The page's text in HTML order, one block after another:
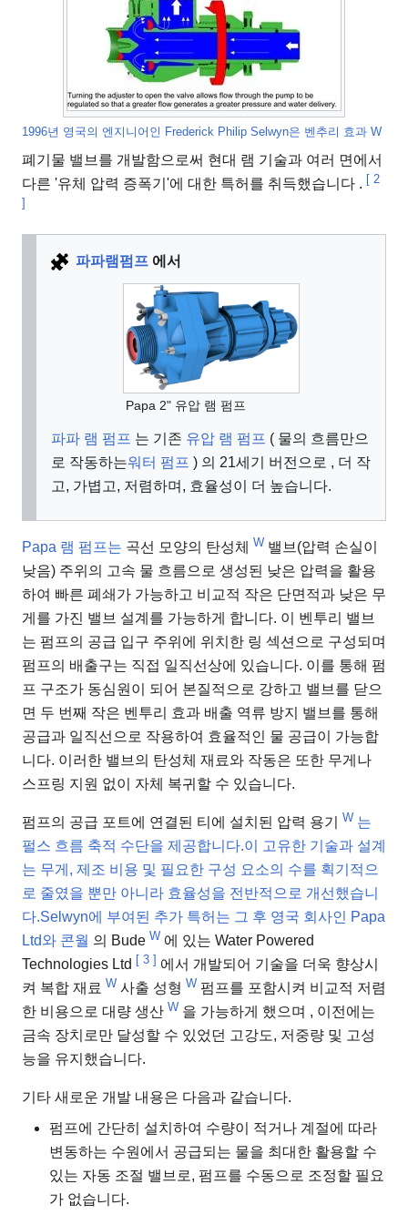
1996년 영국의 엔지니어인 Frederick Philip Selwyn은 벤추리 효과 W
폐기물 밸브를 개발함으로써 현대 램 기술과 여러 면에서
다른 '유체 압력 증폭기'에 대한 특허를 취득했습니다 . [ 2
]
파파램펌프 에서
Papa 2" 유압 램 펌프
파파 램 펌프 는 기존 유압 램 펌프 ( 물의 흐름만으
로 작동하는워터 펌프 ) 의 21세기 버전으로 , 더 작
고, 가볍고, 저렴하며, 효율성이 더 높습니다.
Papa 램 펌프는 곡선 모양의 탄성체 W 밸브(압력 손실이
낮음) 주위의 고속 물 흐름으로 생성된 낮은 압력을 활용
하여 빠른 폐쇄가 가능하고 비교적 작은 단면적과 낮은 무
게를 가진 밸브 설계를 가능하게 합니다. 이 벤투리 밸브
는 펌프의 공급 입구 주위에 위치한 링 섹션으로 구성되며
펌프의 배출구는 직접 일직선상에 있습니다. 이를 통해 펌
프 구조가 동심원이 되어 본질적으로 강하고 밸브를 닫으
면 두 번째 작은 벤투리 효과 배출 역류 방지 밸브를 통해
공급과 일직선으로 작용하여 효율적인 물 공급이 가능합
니다. 이러한 밸브의 탄성체 재료와 작동은 또한 무게나
스프링 지원 없이 자체 복귀할 수 있습니다.
펌프의 공급 포트에 연결된 티에 설치된 압력 용기 W 는
펄스 흐름 축적 수단을 제공합니다.이 고유한 기술과 설계
는 무게, 제조 비용 및 필요한 구성 요소의 수를 획기적으
로 줄였을 뿐만 아니라 효율성을 전반적으로 개선했습니
다.Selwyn에 부여된 추가 특허는 그 후 영국 회사인 Papa
Ltd와 콘월 의 Bude W 에 있는 Water Powered
Technologies Ltd [ 3 ] 에서 개발되어 기술을 더욱 향상시
켜 복합 재료 W 사출 성형 W 펌프를 포함시켜 비교적 저렴
한 비용으로 대량 생산 W 을 가능하게 했으며 , 이전에는
금속 장치로만 달성할 수 있었던 고강도, 저중량 및 고성
능을 유지했습니다.
기타 새로운 개발 내용은 다음과 같습니다.
펌프에 간단히 설치하여 수량이 적거나 계절에 따라
변동하는 수원에서 공급되는 물을 최대한 활용할 수
있는 자동 조절 밸브로, 펌프를 수동으로 조정할 필요
가 없습니다.